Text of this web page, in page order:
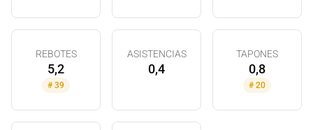
REBOTES
5,2
# 39
ASISTENCIAS
0,4
TAPONES
0,8
# 20